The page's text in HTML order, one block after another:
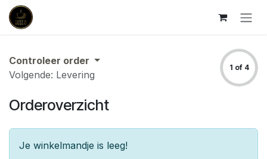
Overslaan naar inhoud
Controleer order
Volgende: Levering
1 of 4
Orderoverzicht
Je winkelmandje is leeg!